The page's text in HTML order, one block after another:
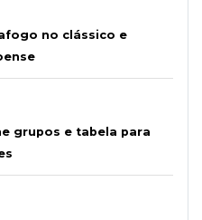
no clássico e
grupos e tabela para